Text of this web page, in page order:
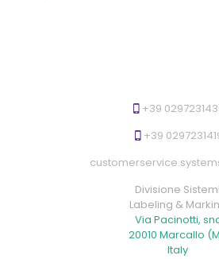
+39
+39
Divisione Sistemi
Labeling &
Via Pacinotti,
20010 Marcallo
Italy